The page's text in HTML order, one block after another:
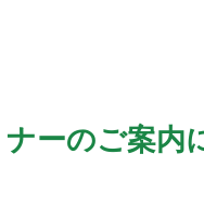
ーのご案内